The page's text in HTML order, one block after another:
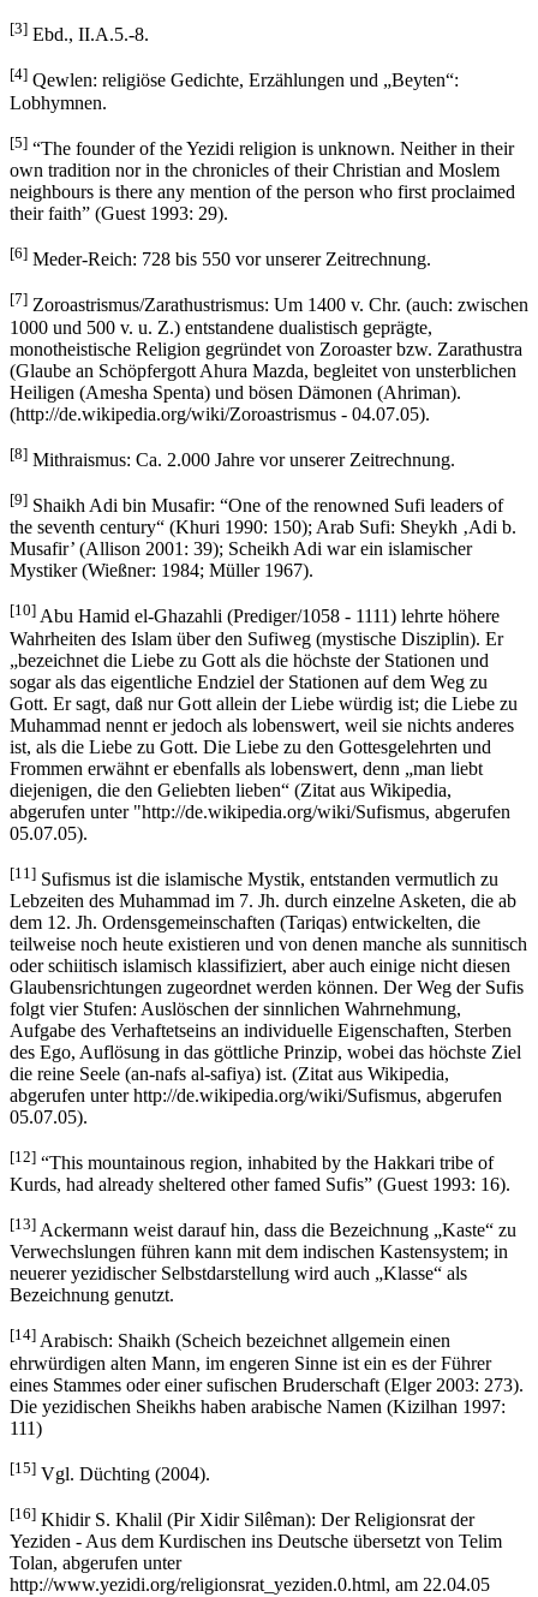
[3] Ebd., II.A.5.-8.
[4] Qewlen: religiöse Gedichte, Erzählungen und „Beyten“:
Lobhymnen.
[5] “The founder of the Yezidi religion is unknown. Neither in their
own tradition nor in the chronicles of their Christian and Moslem
neighbours is there any mention of the person who first proclaimed
their faith” (Guest 1993: 29).
[6] Meder-Reich: 728 bis 550 vor unserer Zeitrechnung.
[7] Zoroastrismus/Zarathustrismus: Um 1400 v. Chr. (auch: zwischen
1000 und 500 v. u. Z.) entstandene dualistisch geprägte,
monotheistische Religion gegründet von Zoroaster bzw. Zarathustra
(Glaube an Schöpfergott Ahura Mazda, begleitet von unsterblichen
Heiligen (Amesha Spenta) und bösen Dämonen (Ahriman).
(http://de.wikipedia.org/wiki/Zoroastrismus - 04.07.05).
[8] Mithraismus: Ca. 2.000 Jahre vor unserer Zeitrechnung.
[9] Shaikh Adi bin Musafir: “One of the renowned Sufi leaders of
the seventh century“ (Khuri 1990: 150); Arab Sufi: Sheykh ‚Adi b.
Musafir’ (Allison 2001: 39); Scheikh Adi war ein islamischer
Mystiker (Wießner: 1984; Müller 1967).
[10] Abu Hamid el-Ghazahli (Prediger/1058 - 1111) lehrte höhere
Wahrheiten des Islam über den Sufiweg (mystische Disziplin). Er
„bezeichnet die Liebe zu Gott als die höchste der Stationen und
sogar als das eigentliche Endziel der Stationen auf dem Weg zu
Gott. Er sagt, daß nur Gott allein der Liebe würdig ist; die Liebe zu
Muhammad nennt er jedoch als lobenswert, weil sie nichts anderes
ist, als die Liebe zu Gott. Die Liebe zu den Gottesgelehrten und
Frommen erwähnt er ebenfalls als lobenswert, denn „man liebt
diejenigen, die den Geliebten lieben“ (Zitat aus Wikipedia,
abgerufen unter "http://de.wikipedia.org/wiki/Sufismus, abgerufen
05.07.05).
[11] Sufismus ist die islamische Mystik, entstanden vermutlich zu
Lebzeiten des Muhammad im 7. Jh. durch einzelne Asketen, die ab
dem 12. Jh. Ordensgemeinschaften (Tariqas) entwickelten, die
teilweise noch heute existieren und von denen manche als sunnitisch
oder schiitisch islamisch klassifiziert, aber auch einige nicht diesen
Glaubensrichtungen zugeordnet werden können. Der Weg der Sufis
folgt vier Stufen: Auslöschen der sinnlichen Wahrnehmung,
Aufgabe des Verhaftetseins an individuelle Eigenschaften, Sterben
des Ego, Auflösung in das göttliche Prinzip, wobei das höchste Ziel
die reine Seele (an-nafs al-safiya) ist. (Zitat aus Wikipedia,
abgerufen unter http://de.wikipedia.org/wiki/Sufismus, abgerufen
05.07.05).
[12] “This mountainous region, inhabited by the Hakkari tribe of
Kurds, had already sheltered other famed Sufis” (Guest 1993: 16).
[13] Ackermann weist darauf hin, dass die Bezeichnung „Kaste“ zu
Verwechslungen führen kann mit dem indischen Kastensystem; in
neuerer yezidischer Selbstdarstellung wird auch „Klasse“ als
Bezeichnung genutzt.
[14] Arabisch: Shaikh (Scheich bezeichnet allgemein einen
ehrwürdigen alten Mann, im engeren Sinne ist ein es der Führer
eines Stammes oder einer sufischen Bruderschaft (Elger 2003: 273).
Die yezidischen Sheikhs haben arabische Namen (Kizilhan 1997:
111)
[15] Vgl. Düchting (2004).
[16] Khidir S. Khalil (Pir Xidir Silêman): Der Religionsrat der
Yeziden - Aus dem Kurdischen ins Deutsche übersetzt von Telim
Tolan, abgerufen unter
http://www.yezidi.org/religionsrat_yeziden.0.html, am 22.04.05